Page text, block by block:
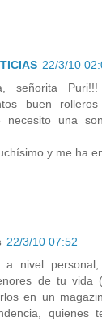
22/3/10
señorita
buen
necesito una
y me ha
22/3/10 07:52
a nivel
de tu vida
en un
quienes